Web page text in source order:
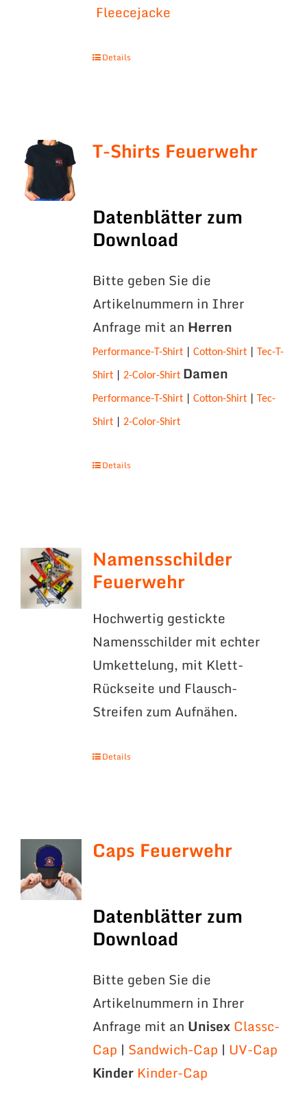
Fleecejacke
Details
T-Shirts Feuerwehr
Datenblätter zum
Download
Bitte geben Sie die
Artikelnummern in Ihrer
Anfrage mit an Herren
Performance-T-Shirt| Cotton-Shirt Tec-T-
Shirt| 2-Color-Shirt Damen
Performance-T-Shirt| Cotton-Shirt| Tec-
Shirt| 2-Color-Shirt
Details
Namensschilder
Feuerwehr
Hochwertig gestickte
Namensschilder mit echter
Umkettelung, mit Klett-
Rückseite und Flausch-
Streifen zum Aufnähen.
Details
Caps Feuerwehr
Datenblätter zum
Download
Bitte geben Sie die
Artikelnummern in Ihrer
Anfrage mit an UnisexClassc-
Cap | Sandwich-Cap | UV-Cap
Kinder Kinder-Cap